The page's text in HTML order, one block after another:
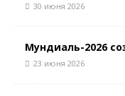
30 июня 2026
Мундиаль-2026
23 июня 2026